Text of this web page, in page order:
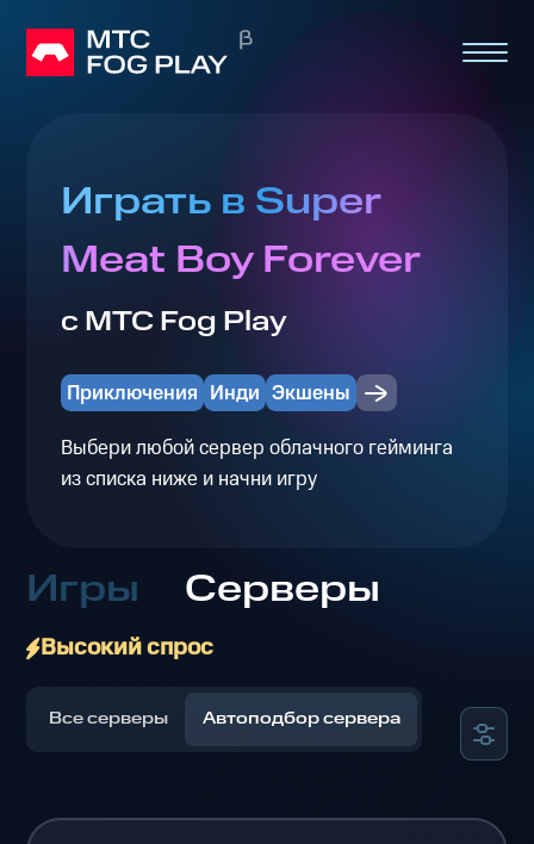
Играть в Super
Meat Boy Forever
с МТС Fog Play
Приключения Инди Экшены
Выбери любой сервер облачного гейминга
из списка ниже и начни игру
Игры Серверы
Высокий спрос
Все серверы Автоподбор сервера